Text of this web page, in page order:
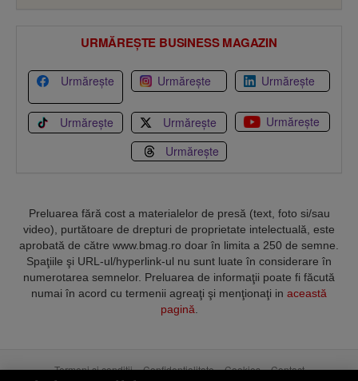
URMĂREȘTE BUSINESS MAGAZIN
Urmărește Urmărește Urmărește
Urmărește Urmărește
Urmărește
Urmărește
Preluarea fără cost a materialelor de presă (text, foto si/sau
video), purtătoare de drepturi de proprietate intelectuală, este
aprobată de către www.bmag.ro doar în limita a 250 de semne.
Spaţiile şi URL-ul/hyperlink-ul nu sunt luate în considerare în
numerotarea semnelor. Preluarea de informaţii poate fi făcută
numai în acord cu termenii agreaţi şi menţionaţi in această
pagină.
Termeni și condiții Confidențialitate Cookies Contact